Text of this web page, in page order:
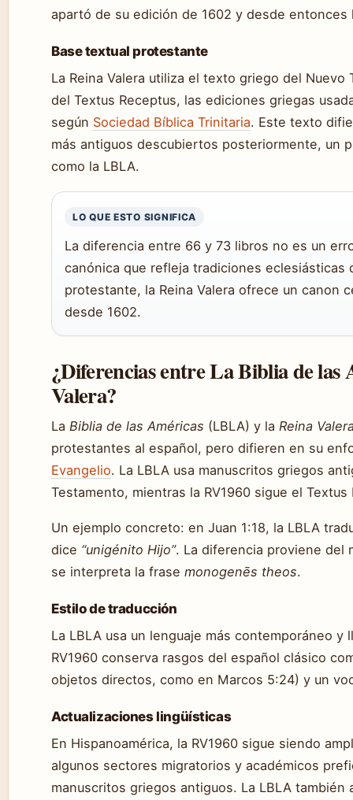
apartó de su edición de 1602 y desde
Base textual protestante
La Reina Valera utiliza el texto griego del
del Textus Receptus, las ediciones griegas
según Sociedad Bíblica Trinitaria. Este texto
más antiguos descubiertos posteriormente, un
como la LBLA.
LO QUE ESTO SIGNIFICA
La diferencia entre 66 y 73 libros no es un
canónica que refleja tradiciones eclesiásticas
protestante, la Reina Valera ofrece un canon
desde 1602.
¿Diferencias entre La Biblia de las
Valera?
La Biblia de las Américas (LBLA) y la Reina
protestantes al español, pero difieren en su
Evangelio. La LBLA usa manuscritos griegos
Testamento, mientras la RV1960 sigue el
Un ejemplo concreto: en Juan 1:18, la LBLA
dice “unigénito Hijo”. La diferencia proviene del
se interpreta la frase monogenēs theos.
Estilo de traducción
La LBLA usa un lenguaje más contemporáneo y
RV1960 conserva rasgos del español clásico
objetos directos, como en Marcos 5:24) y un
Actualizaciones lingüísticas
En Hispanoamérica, la RV1960 sigue siendo
algunos sectores migratorios y académicos
manuscritos griegos antiguos. La LBLA